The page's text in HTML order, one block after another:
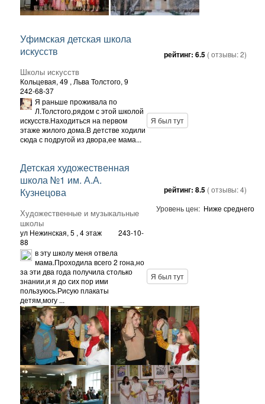
Уфимская детская школа
искусств
Школы искусств
Кольцевая, 49 , Льва Толстого, 9
242-68-37
рейтинг: 6.5 ( отзывы:2)
Я раньше проживала по
Л.Толстого,рядом с этой школой
искусств.Находиться на первом
этаже жилого дома.В детстве ходили
сюда с подругой из двора,ее мама...
Я был тут
Детская художественная
школа №1 им. А.А.
Кузнецова
Художественные и музыкальные
школы
ул Нежинская, 5 , 4 этаж
243-10-
88
рейтинг: 8.5 ( отзывы:4)
Уровень цен: Ниже среднего
в эту школу меня отвела
мама.Проходила всего 2 гона,но
за эти два года получила столько
знании,и я до сих пор ими
пользуюсь.Рисую плакаты
детям,могу ...
Я был тут